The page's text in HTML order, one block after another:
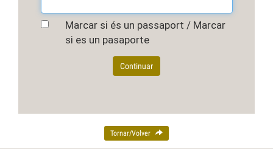
Marcar si és un passaport / Marcar
si es un pasaporte
Continuar
Tornar/Volver